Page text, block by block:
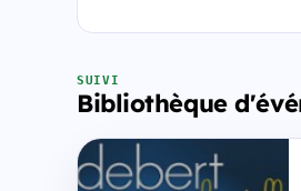
SUIVI
Bibliothèque